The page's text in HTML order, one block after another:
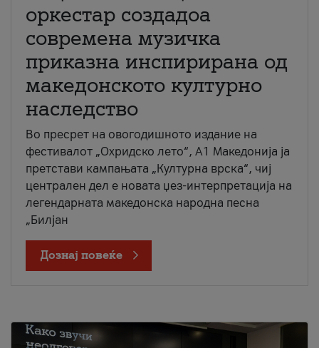
оркестар создадоа
современа музичка
приказна инспирирана од
македонското културно
наследство
Во пресрет на овогодишното издание на
фестивалот „Охридско лето“, А1 Македонија ја
претстави кампањата „Културна врска“, чиј
централен дел е новата џез-интерпретација на
легендарната македонска народна песна
„Билјан
Дознај повеќе